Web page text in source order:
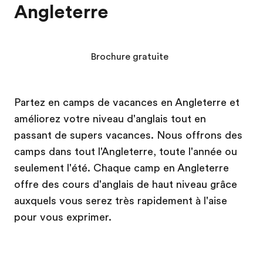
Angleterre
Partez en camps de vacances en Angleterre et
améliorez votre niveau d'anglais tout en
passant de supers vacances. Nous offrons des
camps dans tout l'Angleterre, toute l'année ou
seulement l'été. Chaque camp en Angleterre
offre des cours d'anglais de haut niveau grâce
auxquels vous serez très rapidement à l'aise
pour vous exprimer.
Brochure gratuite